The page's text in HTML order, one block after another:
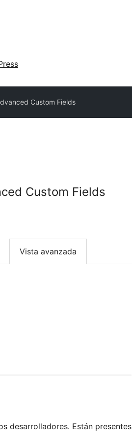
Custom Fields
Custom Fields
Vista avanzada
desarrolladores. Están presentes